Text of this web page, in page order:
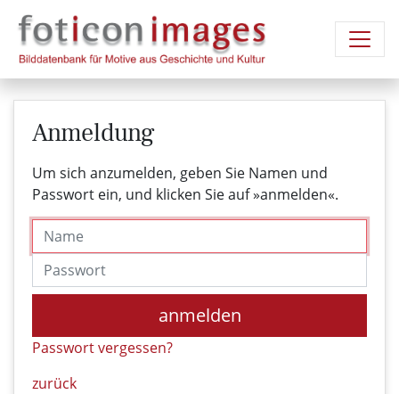
Anmeldung
Um sich anzumelden, geben Sie Namen und
Passwort ein, und klicken Sie auf »anmelden«.
Name
Passwort
anmelden
Passwort vergessen?
zurück